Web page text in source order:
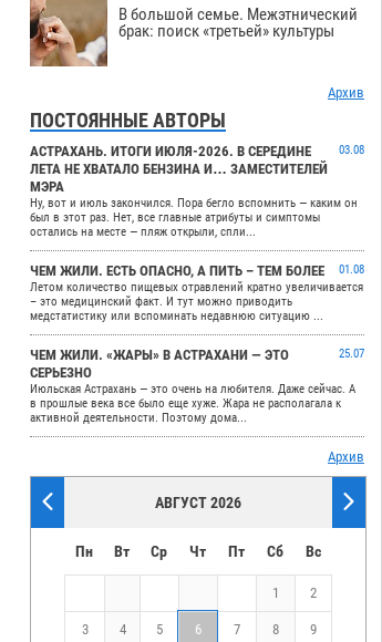
В большой семье. Межэтнический
брак: поиск «третьей» культуры
Архив
ПОСТОЯННЫЕ АВТОРЫ
АСТРАХАНЬ. ИТОГИ ИЮЛЯ-2026. В СЕРЕДИНЕ
ЛЕТА НЕ ХВАТАЛО БЕНЗИНА И… ЗАМЕСТИТЕЛЕЙ
МЭРА
03.08
Ну, вот и июль закончился. Пора бегло вспомнить — каким он
был в этот раз. Нет, все главные атрибуты и симптомы
остались на месте — пляж открыли, спли...
ЧЕМ ЖИЛИ. ЕСТЬ ОПАСНО, А ПИТЬ – ТЕМ БОЛЕЕ
01.08
Летом количество пищевых отравлений кратно увеличивается
– это медицинский факт. И тут можно приводить
медстатистику или вспоминать недавнюю ситуацию ...
ЧЕМ ЖИЛИ. «ЖАРЫ» В АСТРАХАНИ — ЭТО
СЕРЬЕЗНО
25.07
Июльская Астрахань — это очень на любителя. Даже сейчас. А
в прошлые века все было еще хуже. Жара не располагала к
активной деятельности. Поэтому дома...
Архив
АВГУСТ 2026
Пн Вт Ср Чт Пт Сб Вс
1 2
3 4 5 6 7 8 9